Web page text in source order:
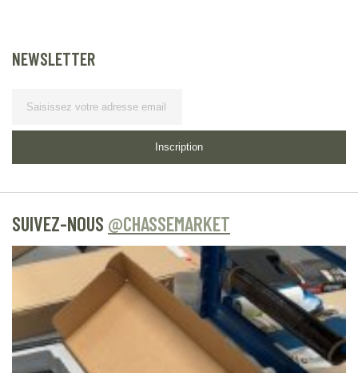
NEWSLETTER
Inscription
SUIVEZ-NOUS @CHASSEMARKET